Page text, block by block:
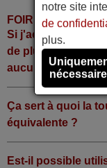
FOIRE AUX
Si j'achète la
de plus ou
aucun code?
Ça sert à quoi la
équivalente ?
Est-il possible
notre site
de
plus.